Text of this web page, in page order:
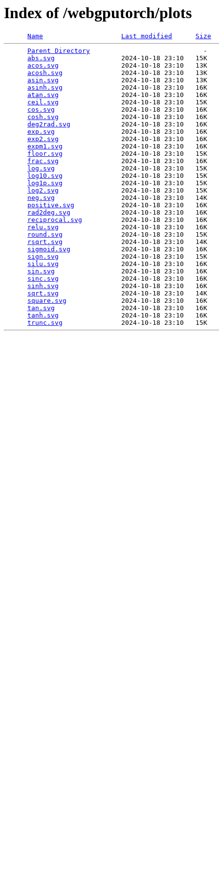
Index of /webgputorch/plots
Name Last modified
Size
Parent Directory
                             -
abs.svg
                 2024-10-18 23:10   15K
acos.svg
                2024-10-18 23:10   13K
acosh.svg
               2024-10-18 23:10   13K
asin.svg
                2024-10-18 23:10   13K
asinh.svg
               2024-10-18 23:10   16K
atan.svg
                2024-10-18 23:10   16K
ceil.svg
                2024-10-18 23:10   15K
cos.svg
                 2024-10-18 23:10   16K
cosh.svg
                2024-10-18 23:10   16K
deg2rad.svg
             2024-10-18 23:10   16K
exp.svg
                 2024-10-18 23:10   16K
exp2.svg
                2024-10-18 23:10   16K
expm1.svg
               2024-10-18 23:10   16K
floor.svg
               2024-10-18 23:10   15K
frac.svg
                2024-10-18 23:10   16K
log.svg
                 2024-10-18 23:10   15K
log10.svg
               2024-10-18 23:10   15K
log1p.svg
               2024-10-18 23:10   15K
log2.svg
                2024-10-18 23:10   15K
neg.svg
                 2024-10-18 23:10   14K
positive.svg
            2024-10-18 23:10   16K
rad2deg.svg
             2024-10-18 23:10   16K
reciprocal.svg
          2024-10-18 23:10   16K
relu.svg
                2024-10-18 23:10   16K
round.svg
               2024-10-18 23:10   15K
rsqrt.svg
               2024-10-18 23:10   14K
sigmoid.svg
             2024-10-18 23:10   16K
sign.svg
                2024-10-18 23:10   15K
silu.svg
                2024-10-18 23:10   16K
sin.svg
                 2024-10-18 23:10   16K
sinc.svg
                2024-10-18 23:10   16K
sinh.svg
                2024-10-18 23:10   16K
sqrt.svg
                2024-10-18 23:10   14K
square.svg
              2024-10-18 23:10   16K
tan.svg
                 2024-10-18 23:10   16K
tanh.svg
                2024-10-18 23:10   16K
trunc.svg